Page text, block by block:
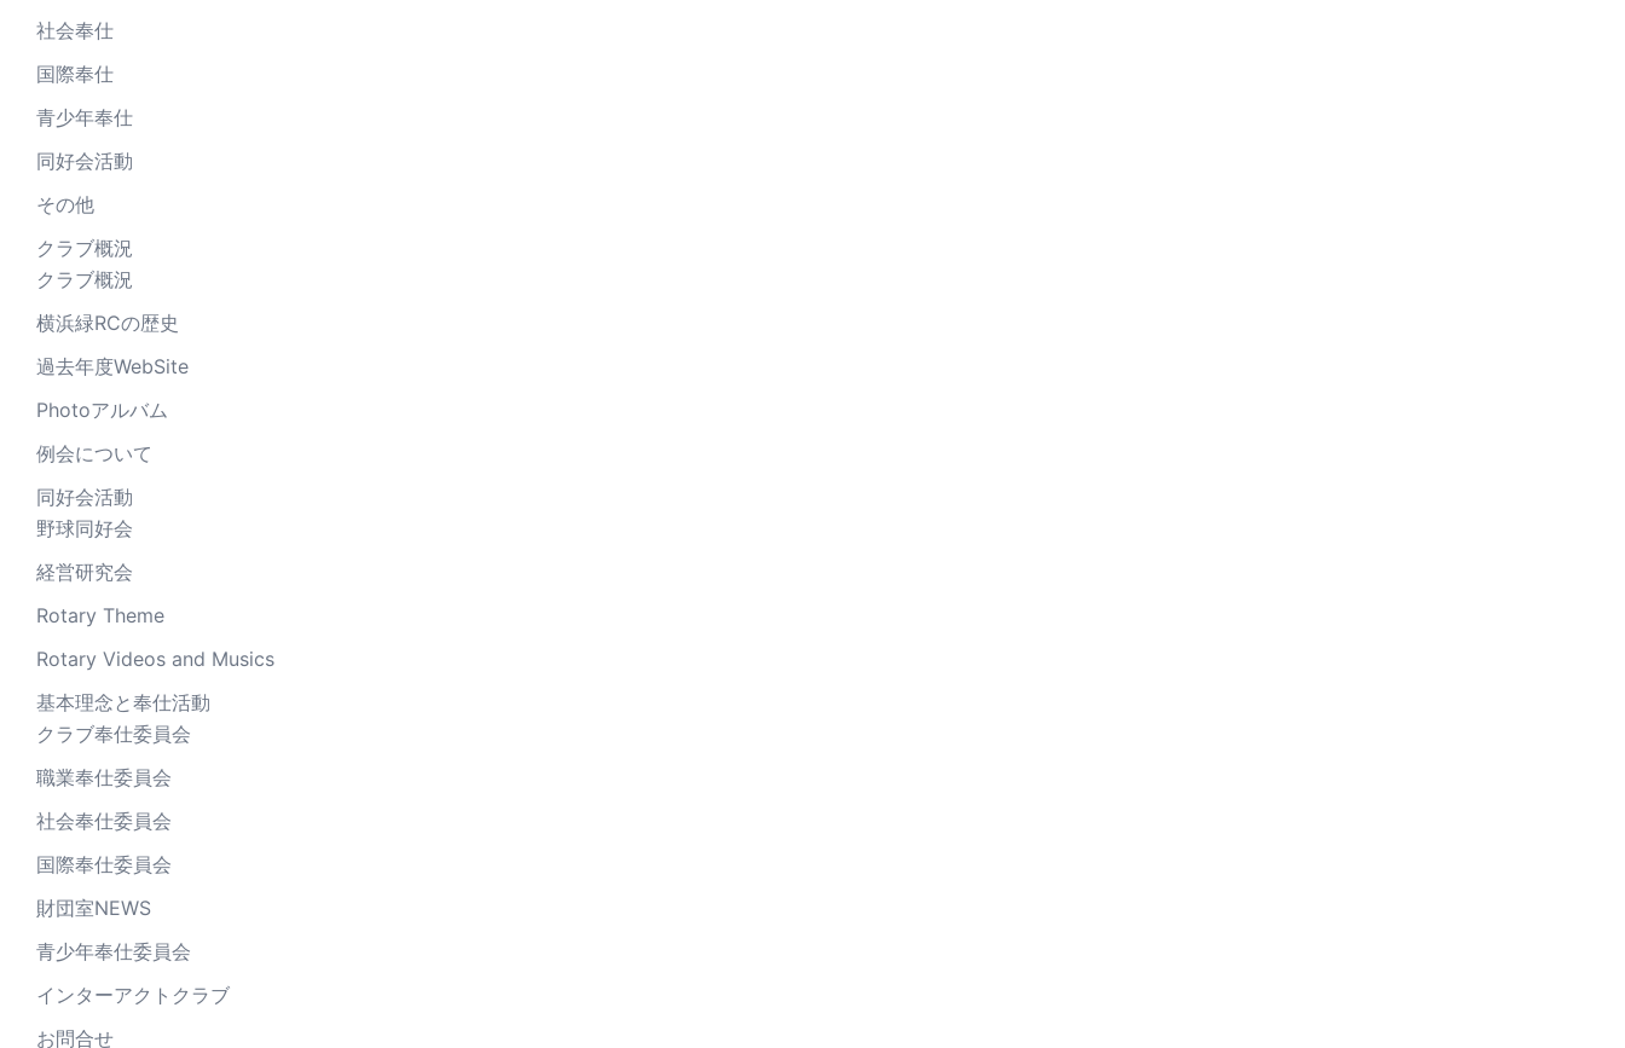
社会奉仕
国際奉仕
青少年奉仕
同好会活動
その他
クラブ概況
クラブ概況
横浜緑RCの歴史
過去年度WebSite
Photoアルバム
例会について
同好会活動
野球同好会
経営研究会
Rotary Theme
Rotary Videos and Musics
基本理念と奉仕活動
クラブ奉仕委員会
職業奉仕委員会
社会奉仕委員会
国際奉仕委員会
財団室NEWS
青少年奉仕委員会
インターアクトクラブ
お問合せ